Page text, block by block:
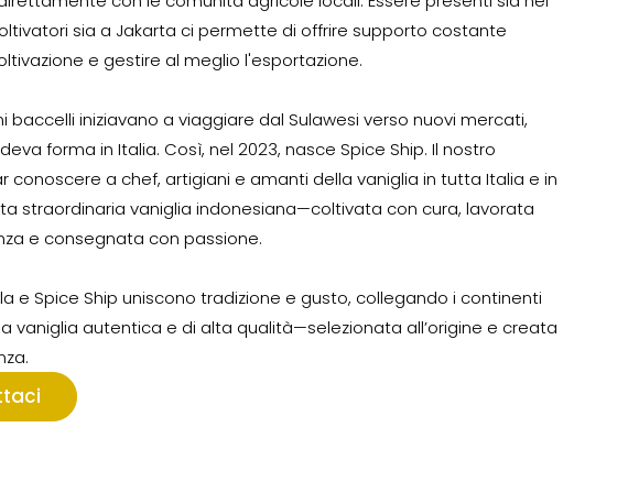
sia a Jakarta ci permette di offrire supporto costante
e gestire al meglio l'esportazione.
baccelli iniziavano a viaggiare dal Sulawesi verso nuovi mercati,
forma in Italia. Così, nel 2023, nasce Spice Ship. Il nostro
conoscere a chef, artigiani e amanti della vaniglia in tutta Italia e in
straordinaria vaniglia indonesiana—coltivata con cura, lavorata
e consegnata con passione.
e Spice Ship uniscono tradizione e gusto, collegando i continenti
vaniglia autentica e di alta qualità—selezionata all’origine e creata